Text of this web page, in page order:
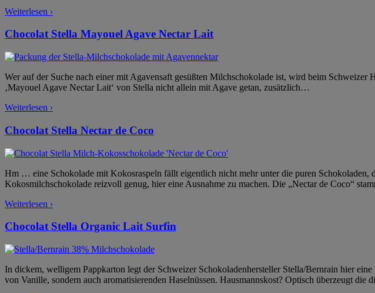
Weiterlesen ›
Chocolat Stella Mayouel Agave Nectar Lait
Wer auf der Suche nach einer mit Agavensaft gesüßten Milchschokolade ist, wird beim
‚Mayouel Agave Nectar Lait‘ von Stella nicht allein mit Agave getan, zusätzlich…
Weiterlesen ›
Chocolat Stella Nectar de Coco
Hm … eine Schokolade mit Kokosraspeln fällt eigentlich nicht mehr unter die puren Schokoladen,
Kokosmilchschokolade reizvoll genug, hier eine Ausnahme zu machen. Die „Nectar de Coco“
Weiterlesen ›
Chocolat Stella Organic Lait Surfin
In dickem, welligem Pappkarton legt der Schweizer Schokoladenhersteller Stella/Bernrain hier
von Vanille, sondern auch aromatisierenden Haselnüssen. Hausmannskost? Optisch überzeugt die